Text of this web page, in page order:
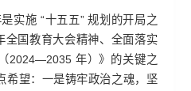
实施 “十五五” 规划的开局之
全国教育大会精神、全面落实
2024—2035 年）》的关键之
希望：一是铸牢政治之魂，坚